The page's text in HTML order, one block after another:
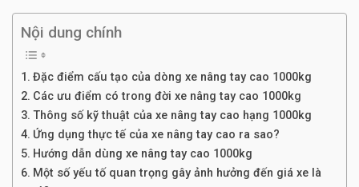
Nội dung chính
Đặc điểm cấu tạo của dòng xe nâng tay cao 1000kg
Các ưu điểm có trong đời xe nâng tay cao 1000kg
Thông số kỹ thuật của xe nâng tay cao hạng 1000kg
Ứng dụng thực tế của xe nâng tay cao ra sao?
Hướng dẫn dùng xe nâng tay cao 1000kg
Một số yếu tố quan trọng gây ảnh hưởng đến giá xe là